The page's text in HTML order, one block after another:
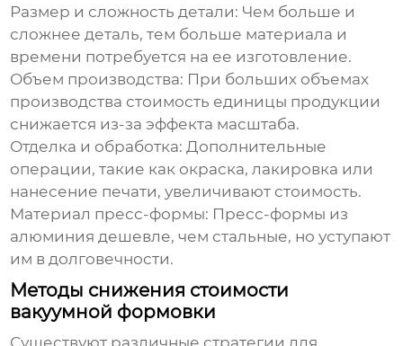
Размер и сложность детали: Чем больше и
сложнее деталь, тем больше материала и
времени потребуется на ее изготовление.
Объем производства: При больших объемах
производства стоимость единицы продукции
снижается из-за эффекта масштаба.
Отделка и обработка: Дополнительные
операции, такие как окраска, лакировка или
нанесение печати, увеличивают стоимость.
Материал пресс-формы: Пресс-формы из
алюминия дешевле, чем стальные, но уступают
им в долговечности.
Методы снижения стоимости
вакуумной формовки